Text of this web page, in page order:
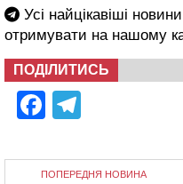
Усі найцікавіші
отримувати на нашому
ПОДІЛИТИСЬ
Facebook
ПОПЕРЕДНЯ НОВИНА